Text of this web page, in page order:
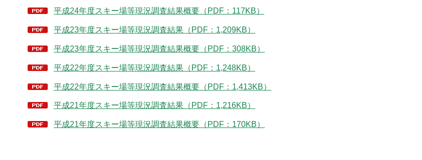
平成24年度スキー場等現況調査結果概要（PDF：117KB）
平成23年度スキー場等現況調査結果（PDF：1,209KB）
平成23年度スキー場等現況調査結果概要（PDF：308KB）
平成22年度スキー場等現況調査結果（PDF：1,248KB）
平成22年度スキー場等現況調査結果概要（PDF：1,413KB）
平成21年度スキー場等現況調査結果（PDF：1,216KB）
平成21年度スキー場等現況調査結果概要（PDF：170KB）